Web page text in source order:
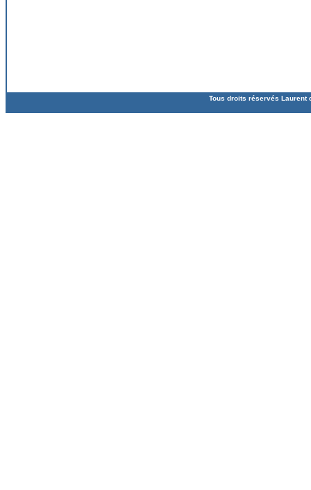
Tous droits réservés Laurent